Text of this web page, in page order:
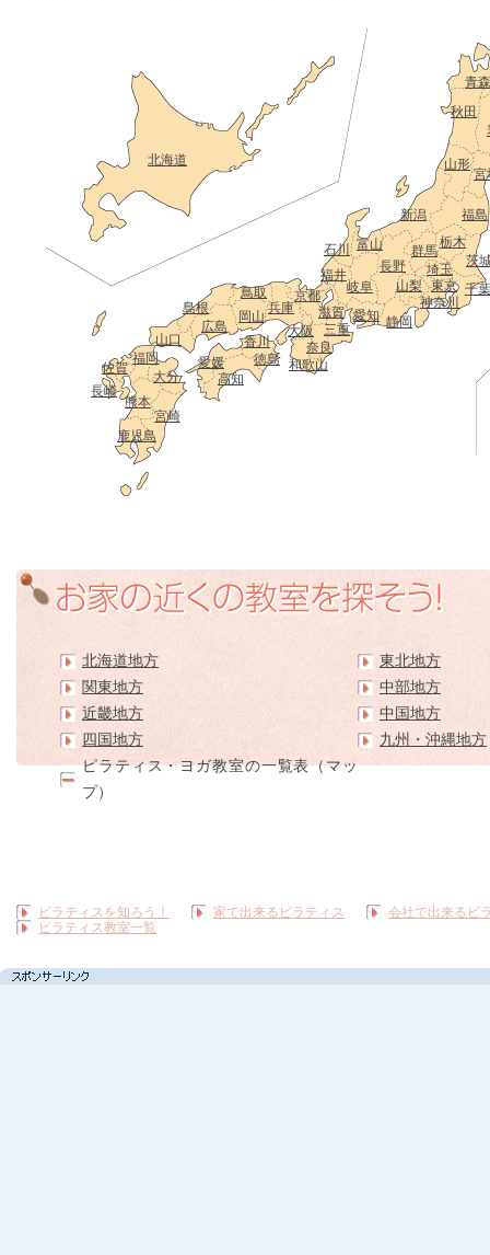
北海道
青森
秋田
宮
山形
福島
茨
栃木
群馬
埼玉
千葉
東京
神奈川
新潟
富山
石川
福井
山梨
長野
岐阜
静岡
愛知
三重
滋賀
京都
大阪
兵庫
奈良
和歌山
鳥取
島根
岡山
広島
山口
徳島
香川
愛媛
高知
福岡
佐賀
長崎
熊本
大分
宮崎
鹿児島
北海道地方
東北地方
関東地方
中部地方
近畿地方
中国地方
四国地方
九州・沖縄地方
ピラティス・ヨガ教室の一覧表（マッ
プ）
ピラティスを知ろう！ 家で出来るピラティス
会社で出来るピ
ピラティス教室一覧